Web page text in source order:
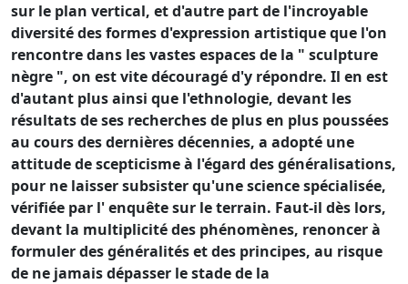
sur le plan vertical, et d'autre part de l'incroyable
diversité des formes d'expression artistique que l'on
rencontre dans les vastes espaces de la " sculpture
nègre ", on est vite découragé d'y répondre. Il en est
d'autant plus ainsi que l'ethnologie, devant les
résultats de ses recherches de plus en plus poussées
au cours des dernières décennies, a adopté une
attitude de scepticisme à l'égard des généralisations,
pour ne laisser subsister qu'une science spécialisée,
vérifiée par l' enquête sur le terrain. Faut-il dès lors,
devant la multiplicité des phénomènes, renoncer à
formuler des généralités et des principes, au risque
de ne jamais dépasser le stade de la